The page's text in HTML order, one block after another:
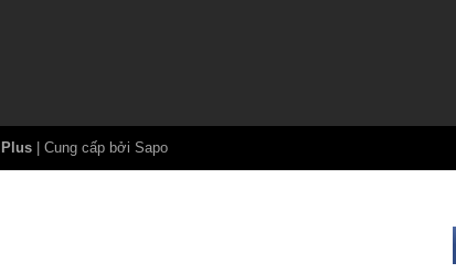
Cung cấp bởi Sapo